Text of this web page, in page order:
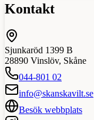
Kontakt
Sjunkaröd 1399 B
28890 Vinslöv, Skåne
044-801 02
info@skanskavilt.se
Besök webbplats